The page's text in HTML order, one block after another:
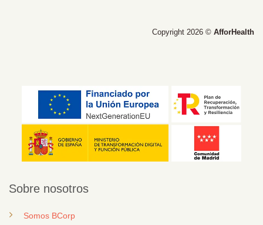
Copyright 2026 © AfforHealth
Sobre nosotros
Somos BCorp